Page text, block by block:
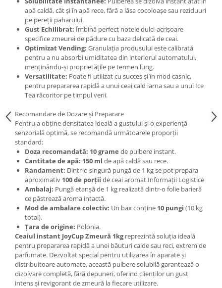
apă caldă, cât și în apă rece, fără a lăsa cocoloașe sau reziduuri
pe pereții paharului.
Gust Echilibrat: Îmbină perfect notele dulci-acrișoare
specifice zmeurei de pădure cu baza delicată de ceai.
Optimizat Vending: Granulația produsului este calibrată
pentru a nu absorbi umiditatea din interiorul automatului,
menținându-și proprietățile pe termen lung.
Versatilitate: Poate fi utilizat cu succes și în mod casnic,
pentru prepararea rapidă a unui ceai cald iarna sau a unui Ice
Tea răcoritor pe timpul verii.
Recomandare de Dozare și Preparare
Pentru a obține densitatea ideală a gustului și o experiență
senzorială optimă, se recomandă următoarele proporții
standard:
Doza recomandată: 10 grame de pulbere instant.
Cantitate de apă: 150 ml de apă caldă sau rece.
Randament: Dintr-o singură pungă de 1 kg se pot prepara
aproximativ 100 de porții de ceai aromat.Informații Logistice
Ambalaj: Pungă etanșă de 1 kg realizată dintr-o folie barieră
ce păstrează aroma intactă.
Mod de ambalare colectiv: Un bax conține 10 pungi (10 kg
total).
Țara de origine: Polonia.
Ceaiul instant JoyCup Zmeură 1kgreprezintă soluția ideală
pentru prepararea rapidă a unei băuturi calde sau reci, extrem de
parfumate. Dezvoltat special pentru utilizarea în aparate și
distribuitoare automate, această pulbere solubilă garantează o
dizolvare completă, fără depuneri, oferind clienților un gust
intens și revigorant de zmeură la fiecare utilizare.